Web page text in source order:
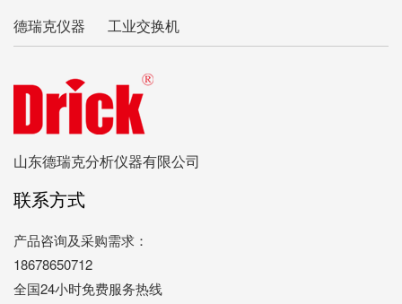
德瑞克仪器 工业交换机
山东德瑞克分析仪器有限公司
联系方式
产品咨询及采购需求：
18678650712
全国24小时免费服务热线